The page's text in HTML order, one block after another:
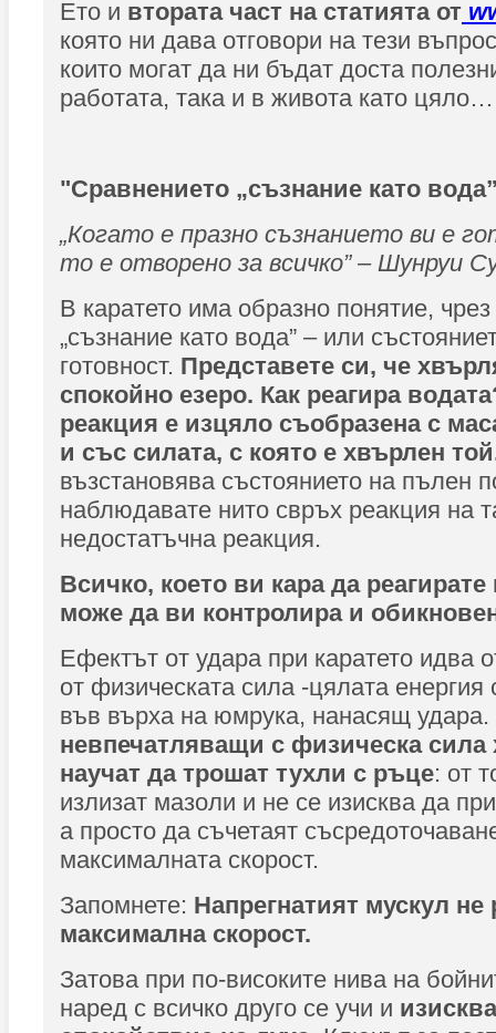
Ето и втората част на статията от
която ни дава отговори на тези
които могат да ни бъдат доста
работата, така и в живота като цяло…
"Сравнението „съзнание като
„Когато е празно съзнанието ви е
то е отворено за всичко” – Шунруи
В каратето има образно понятие,
„съзнание като вода” – или
готовност. Представете си, че
спокойно езеро. Как реагира
реакция е изцяло съобразена с
и със силата, с която е хвърлен
възстановява състоянието на пълен
наблюдавате нито свръх реакция на
недостатъчна реакция.
Всичко, което ви кара да реагирате
може да ви контролира и
Ефектът от удара при каратето идва
от физическата сила -цялата енергия
във върха на юмрука, нанасящ удара.
невпечатляващи с физическа сила
научат да трошат тухли с ръце: от
излизат мазоли и не се изисква да
а просто да съчетаят
максималната скорост.
Запомнете: Напрегнатият мускул не
максимална скорост.
Затова при по-високите нива на
наред с всичко друго се учи и